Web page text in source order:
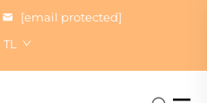
[email protected]
TL